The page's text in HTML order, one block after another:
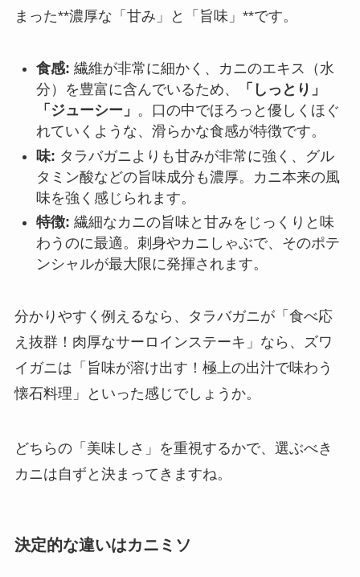
まった**濃厚な「甘み」と「旨味」**です。
食感: 繊維が非常に細かく、カニのエキス（水
分）を豊富に含んでいるため、
「しっとり」
「ジューシー」 。口の中でほろっと優しくほぐ
れていくような、滑らかな食感が特徴です。
味: タラバガニよりも甘みが非常に強く、グル
タミン酸などの旨味成分も濃厚。カニ本来の風
味を強く感じられます。
特徴: 繊細なカニの旨味と甘みをじっくりと味
わうのに最適。刺身やカニしゃぶで、そのポテ
ンシャルが最大限に発揮されます。
分かりやすく例えるなら、タラバガニが「食べ応
え抜群！肉厚なサーロインステーキ」なら、ズワ
イガニは「旨味が溶け出す！極上の出汁で味わう
懐石料理」といった感じでしょうか。
どちらの「美味しさ」を重視するかで、選ぶべき
カニは自ずと決まってきますね。
決定的な違いはカニミソ